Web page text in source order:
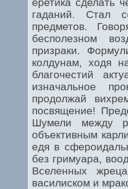
гаданий. Стал
предметов.
бесполезном
призраки.
колдунам, ходя
благочестий
изначальное
продолжай
посвящение!
Шумели между
объективным
едя в
без гримуара,
Вселенных
василиском и